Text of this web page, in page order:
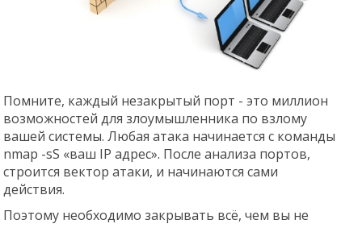
Помните, каждый незакрытый порт - это миллион
возможностей для злоумышленника по взлому
вашей системы. Любая атака начинается с команды
nmap -sS «ваш IP адрес». После анализа портов,
строится вектор атаки, и начинаются сами
действия.
Поэтому необходимо закрывать всё, чем вы не